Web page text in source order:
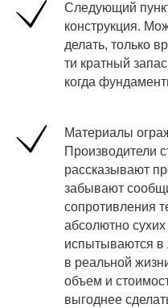
Следующий
конструкция.
делать, только
ти кратный
когда
Материалы
Производители
рассказывают
забывают
сопротивления
абсолютно
испытываются в
в реальной
объем и
выгоднее